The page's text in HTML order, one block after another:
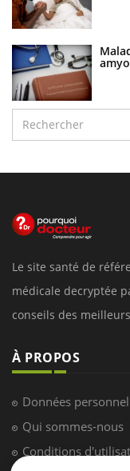
Le site santé de
médicale decryptée
conseils des
À PROPOS
Données
Qui sommes-nous
Conditions